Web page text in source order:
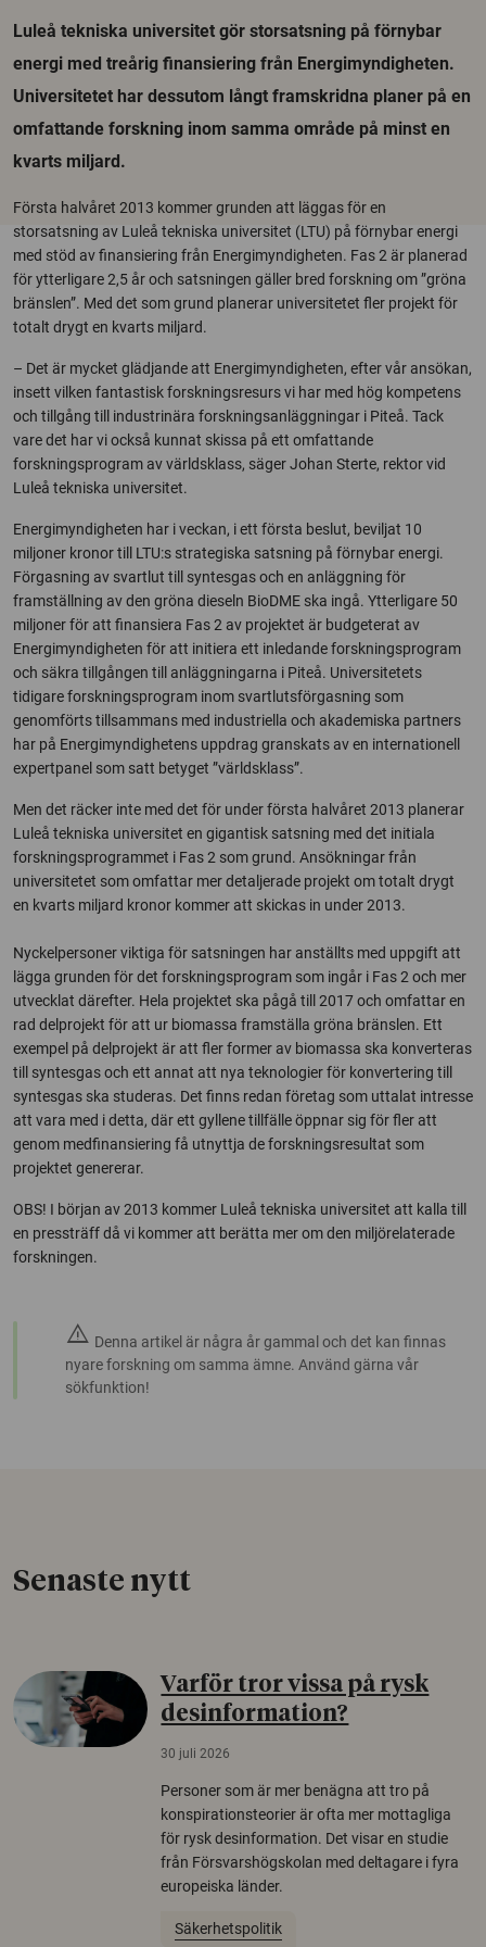
Luleå tekniska universitet gör storsatsning på förnybar
energi med treårig finansiering från Energimyndigheten.
Universitetet har dessutom långt framskridna planer på en
omfattande forskning inom samma område på minst en
kvarts miljard.
Första halvåret 2013 kommer grunden att läggas för en
storsatsning av Luleå tekniska universitet (LTU) på förnybar energi
med stöd av finansiering från Energimyndigheten. Fas 2 är planerad
för ytterligare 2,5 år och satsningen gäller bred forskning om ”gröna
bränslen”. Med det som grund planerar universitetet fler projekt för
totalt drygt en kvarts miljard.
– Det är mycket glädjande att Energimyndigheten, efter vår ansökan,
insett vilken fantastisk forskningsresurs vi har med hög kompetens
och tillgång till industrinära forskningsanläggningar i Piteå. Tack
vare det har vi också kunnat skissa på ett omfattande
forskningsprogram av världsklass, säger Johan Sterte, rektor vid
Luleå tekniska universitet.
Energimyndigheten har i veckan, i ett första beslut, beviljat 10
miljoner kronor till LTU:s strategiska satsning på förnybar energi.
Förgasning av svartlut till syntesgas och en anläggning för
framställning av den gröna dieseln BioDME ska ingå. Ytterligare 50
miljoner för att finansiera Fas 2 av projektet är budgeterat av
Energimyndigheten för att initiera ett inledande forskningsprogram
och säkra tillgången till anläggningarna i Piteå. Universitetets
tidigare forskningsprogram inom svartlutsförgasning som
genomförts tillsammans med industriella och akademiska partners
har på Energimyndighetens uppdrag granskats av en internationell
expertpanel som satt betyget ”världsklass”.
Men det räcker inte med det för under första halvåret 2013 planerar
Luleå tekniska universitet en gigantisk satsning med det initiala
forskningsprogrammet i Fas 2 som grund. Ansökningar från
universitetet som omfattar mer detaljerade projekt om totalt drygt
en kvarts miljard kronor kommer att skickas in under 2013.
Nyckelpersoner viktiga för satsningen har anställts med uppgift att
lägga grunden för det forskningsprogram som ingår i Fas 2 och mer
utvecklat därefter. Hela projektet ska pågå till 2017 och omfattar en
rad delprojekt för att ur biomassa framställa gröna bränslen. Ett
exempel på delprojekt är att fler former av biomassa ska konverteras
till syntesgas och ett annat att nya teknologier för konvertering till
syntesgas ska studeras. Det finns redan företag som uttalat intresse
att vara med i detta, där ett gyllene tillfälle öppnar sig för fler att
genom medfinansiering få utnyttja de forskningsresultat som
projektet genererar.
OBS! I början av 2013 kommer Luleå tekniska universitet att kalla till
en pressträff då vi kommer att berätta mer om den miljörelaterade
forskningen.
warning Denna artikel är några år gammal och det kan finnas
nyare forskning om samma ämne. Använd gärna vår
sökfunktion!
Senaste nytt
Varför tror vissa på rysk
desinformation?
30 juli 2026
Personer som är mer benägna att tro på
konspirationsteorier är ofta mer mottagliga
för rysk desinformation. Det visar en studie
från Försvarshögskolan med deltagare i fyra
europeiska länder.
Säkerhetspolitik